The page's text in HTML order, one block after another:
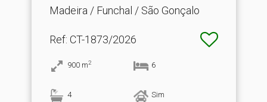
Madeira / Funchal / São Gonçalo
Ref: CT-1873/2026
900 m2 6
4 Sim